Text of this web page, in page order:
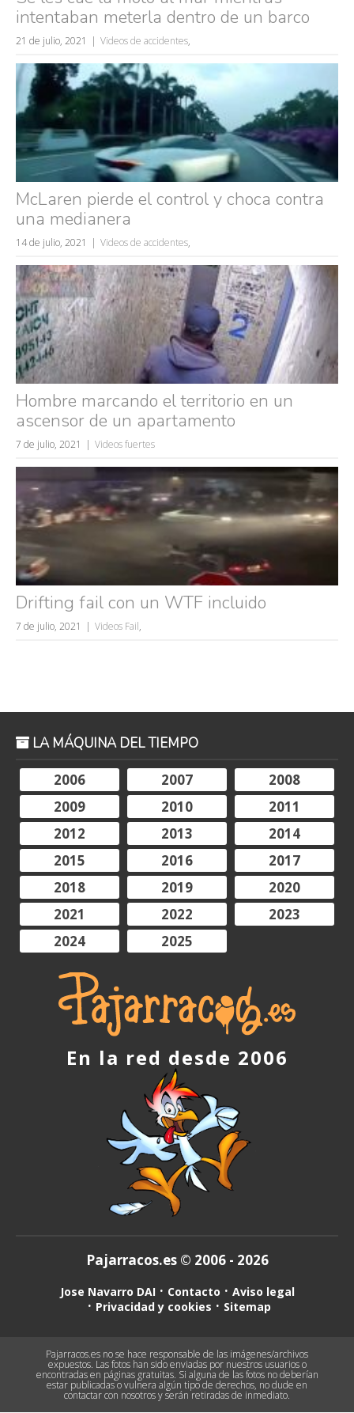
Búsquedas populares
mujeres guapas
volver a nacer
wtf
rusos
caídas
fails
intentaban meterla dentro de un barco
21 de julio, 2021 Videos de accidentes,
McLaren pierde el control y choca contra
una medianera
14 de julio, 2021 Videos de accidentes,
Hombre marcando el territorio en un
ascensor de un apartamento
7 de julio, 2021 Videos fuertes
Drifting fail con un WTF incluido
7 de julio, 2021 Videos Fail,
LA MÁQUINA DEL TIEMPO
2006
2007
2008
2009
2010
2011
2012
2013
2014
2015
2016
2017
2018
2019
2020
2021
2022
2023
2024
2025
En la red desde 2006
Pajarracos.es © 2006 - 2026
Jose Navarro DAI Contacto
Aviso legal
Privacidad y cookies
Sitemap
Pajarracos.es no se hace responsable de las imágenes/archivos
expuestos. Las fotos han sido enviadas por nuestros usuarios o
encontradas en páginas gratuitas. Si alguna de las fotos no deberían
estar publicadas o vulnera algún tipo de derechos, no dude en
contactar con nosotros y serán retiradas de inmediato.